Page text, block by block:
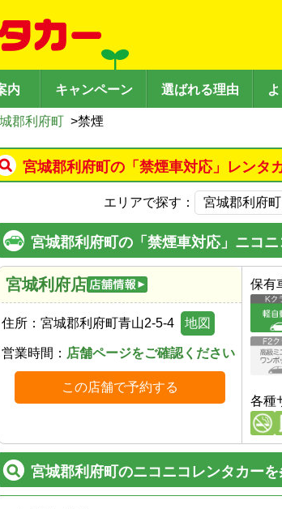
内 キャンペーン 選ばれる理由
郡利府町 >禁煙
宮城郡利府町の「禁煙車対応」レンタ
エリアで探す：
宮城郡利府町の「禁煙車対応」ニコ
宮城利府店
住所： 宮城郡利府町青山2-5-4 地図
営業時間： 店舗ページをご確認ください
この店舗で予約する
保有
各種
宮城郡利府町のニコニコレンタカー